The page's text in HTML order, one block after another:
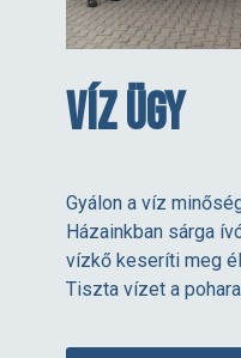
Víz ügy
Gyálon a víz
Házainkban sárga
vízkő keseríti meg
Tiszta vízet a